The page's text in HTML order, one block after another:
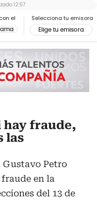
el Selecciona tu emisora
Elige tu emisora
12:57
hay fraude,
las
Petro
en la
del 13 de